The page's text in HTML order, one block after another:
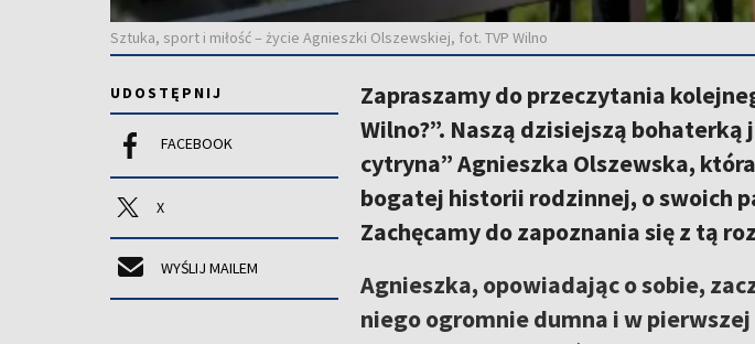
Sztuka, sport i miłość – życie Agnieszki Olszewskiej, fot. TVP Wilno
UDOSTĘPNIJ
FACEBOOK
X
WYŚLIJ MAILEM
Zapraszamy do przeczytania
Wilno?”. Naszą dzisiejszą
cytryna” Agnieszka Olszewska,
bogatej historii rodzinnej, o swoich
Zachęcamy do zapoznania się z tą
Agnieszka, opowiadając o sobie,
niego ogromnie dumna i w